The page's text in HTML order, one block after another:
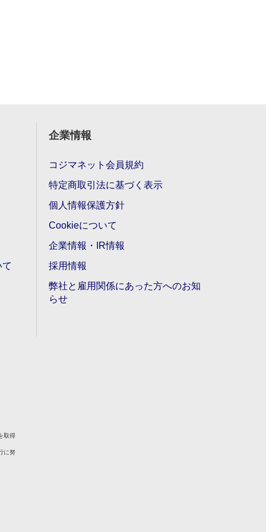
企業情報
コジマネット会員規約
特定商取引法に基づく表示
個人情報保護方針
Cookieについて
企業情報・IR情報
採用情報
弊社と雇用関係にあった方へのお知
らせ
取得
に努